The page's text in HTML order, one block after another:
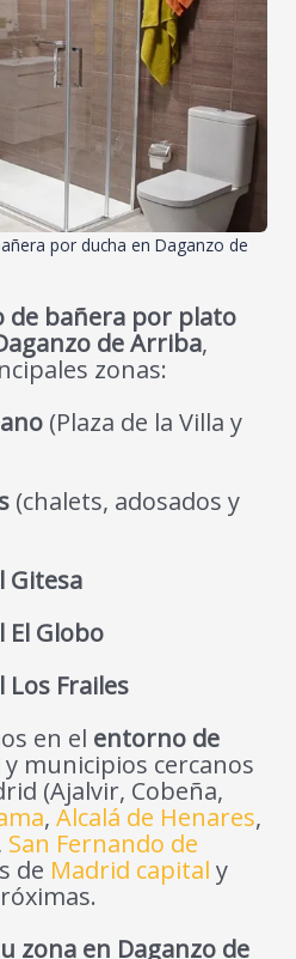
por ducha en Daganzo de
de bañera por plato
de Arriba,
zonas:
(Plaza de la Villa y
(chalets, adosados y
Gitesa
Globo
Frailes
en el entorno de
y municipios cercanos
(Ajalvir, Cobeña,
, Alcalá de Henares,
San Fernando de
de Madrid capital y
zona en Daganzo de